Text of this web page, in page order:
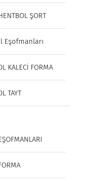
ŞORT
Eşofmanları
KALECİ FORMA
TAYT